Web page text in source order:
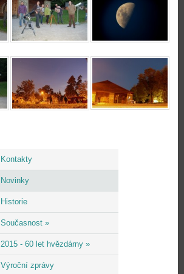
Kontakty
Novinky
Historie
Současnost »
2015 - 60 let hvězdárny »
Výroční zprávy